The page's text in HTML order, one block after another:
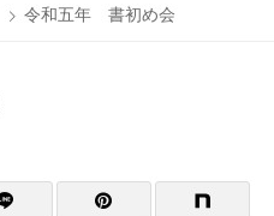
令和五年 書初め会